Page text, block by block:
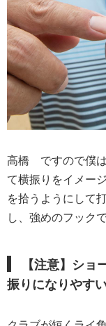
高橋 ですので僕
て横振りをイメー
を拾うようにして
し、強めのフック
【注意】シ
振りになりやす